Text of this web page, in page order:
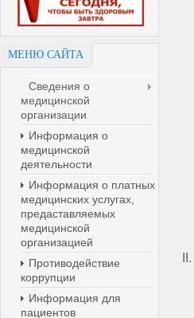
МЕНЮ САЙТА
Сведения о
медицинской
организации
Информация о
медицинской
деятельности
Информация о платных
медицинских услугах,
предаставляемых
медицинской
организацией
Противодействие
коррупции
Информация для
пациентов